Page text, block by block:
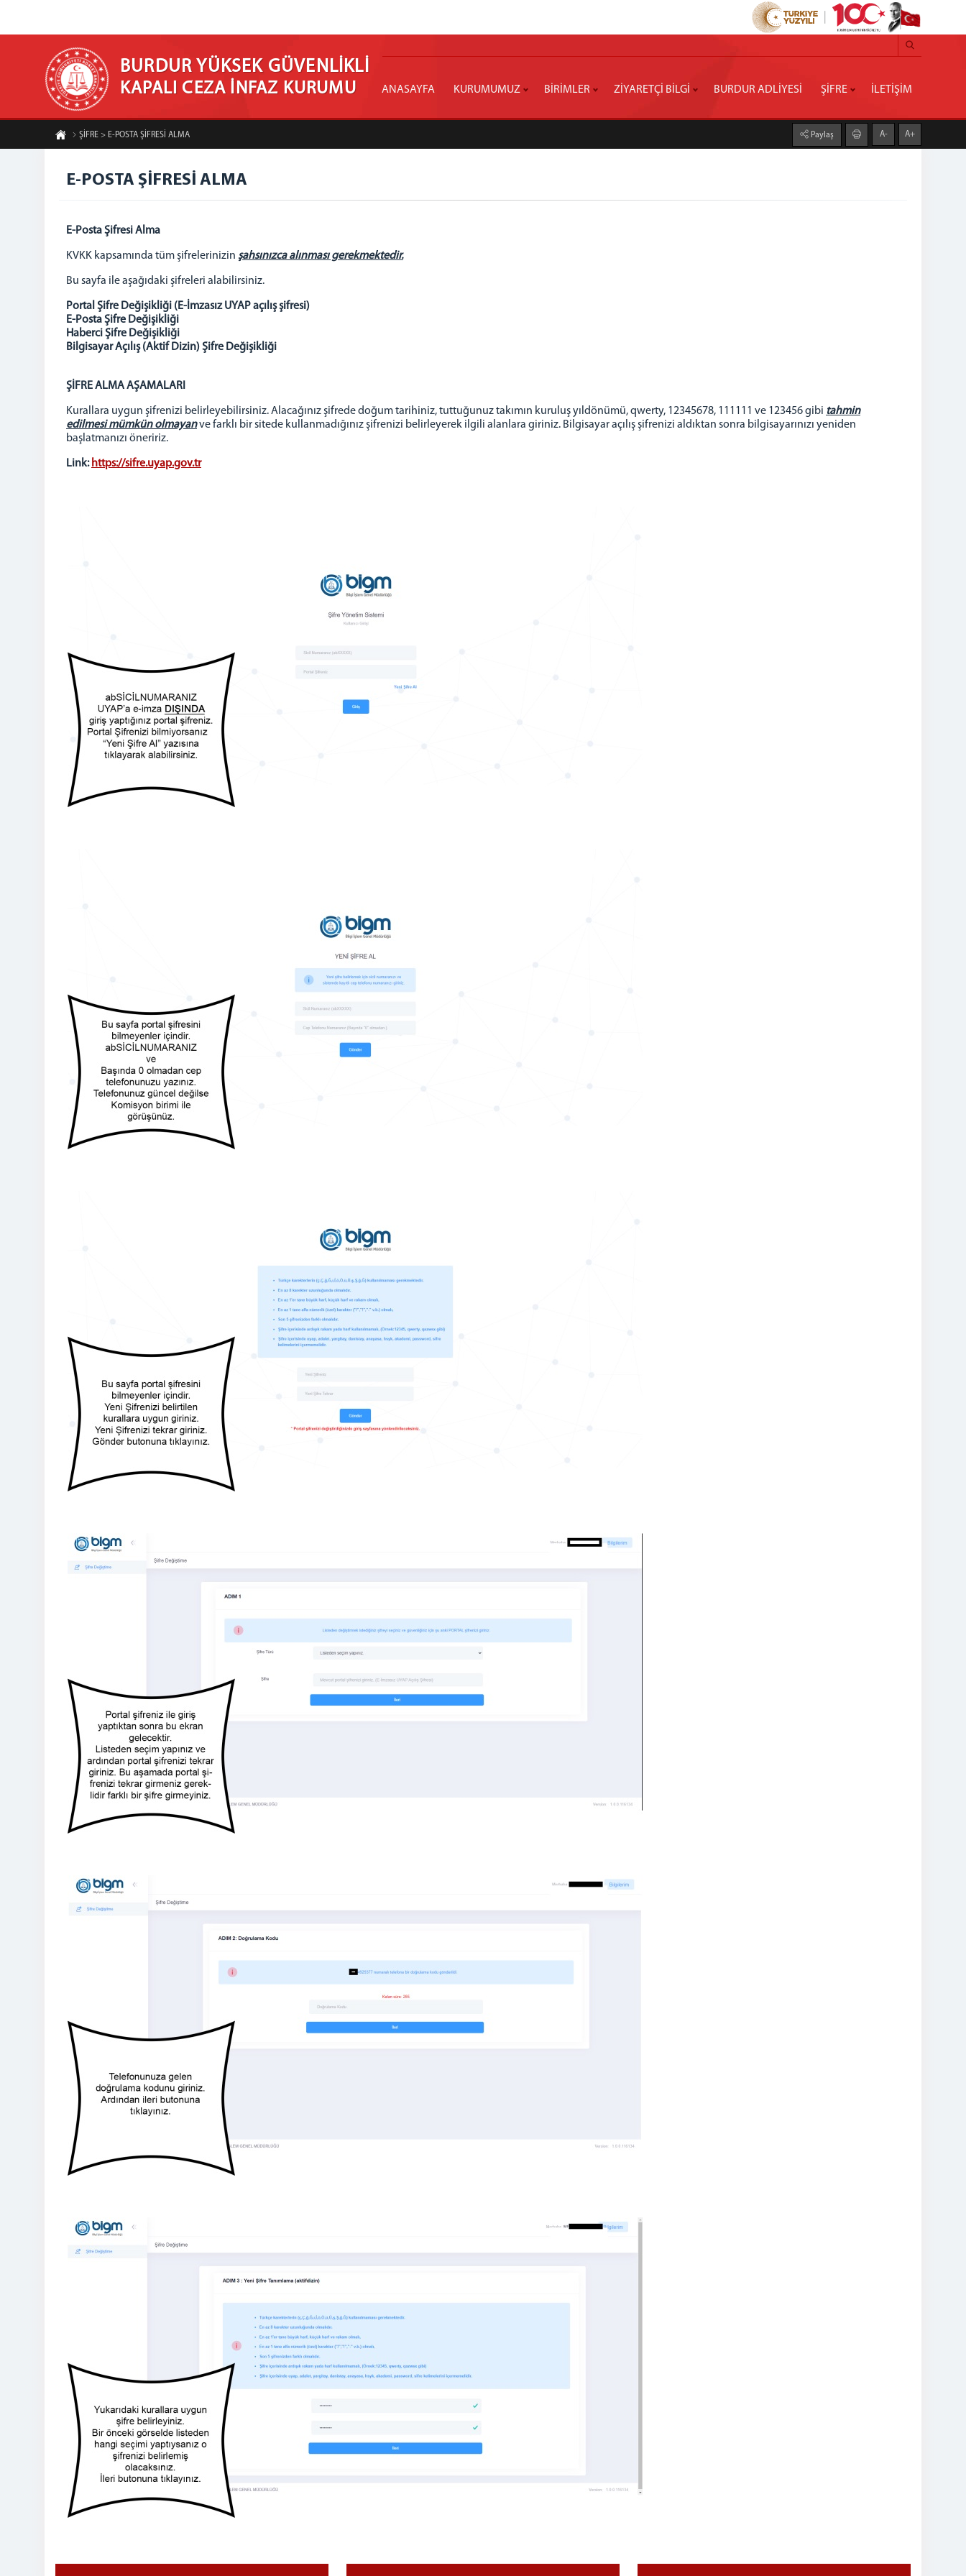
BURDUR YÜKSEK GÜVENLİKLİ
KAPALI CEZA İNFAZ KURUMU ANASAYFA KURUMUMUZ BİRİMLER ZİYARETÇİ BİLGİ BURDUR ADLİYESİ ŞİFRE İLETİŞİM
ŞİFRE > E-POSTA ŞİFRESİ ALMA Paylaş A- A+
E-POSTA ŞİFRESİ ALMA
E-Posta Şifresi Alma
KVKK kapsamında tüm şifrelerinizin şahsınızca alınması gerekmektedir.
Bu sayfa ile aşağıdaki şifreleri alabilirsiniz.
Portal Şifre Değişikliği (E-İmzasız UYAP açılış şifresi)
E-Posta Şifre Değişikliği
Haberci Şifre Değişikliği
Bilgisayar Açılış (Aktif Dizin) Şifre Değişikliği
ŞİFRE ALMA AŞAMALARI
Kurallara uygun şifrenizi belirleyebilirsiniz. Alacağınız şifrede doğum tarihiniz, tuttuğunuz takımın kuruluş yıldönümü, qwerty, 12345678, 111111 ve 123456 gibi tahmin
edilmesi mümkün olmayanve farklı bir sitede kullanmadığınız şifrenizi belirleyerek ilgili alanlara giriniz. Bilgisayar açılış şifrenizi aldıktan sonra bilgisayarınızı yeniden
başlatmanızı öneririz.
Link: https://sifre.uyap.gov.tr